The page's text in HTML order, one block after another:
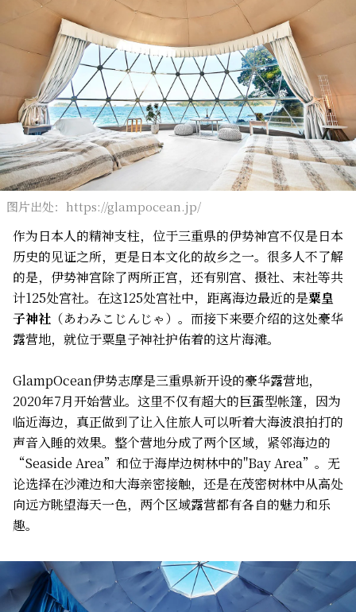
图片出处：https://glampocean.jp/
作为日本人的精神支柱，位于三重県的伊势神宫不仅是日本
历史的见证之所，更是日本文化的故乡之一。很多人不了解
的是，伊势神宫除了两所正宫，还有别宫、摄社、末社等共
计125处宫社。在这125处宫社中，距离海边最近的是粟皇
子神社 （あわみこじんじゃ）。而接下来要介绍的这处豪华
露营地，就位于粟皇子神社护佑着的这片海滩。
GlampOcean伊势志摩是三重県新开设的豪华露营地，
2020年7月开始营业。这里不仅有超大的巨蛋型帐篷，因为
临近海边，真正做到了让入住旅人可以听着大海波浪拍打的
声音入睡的效果。整个营地分成了两个区域，紧邻海边的
“Seaside Area”和位于海岸边树林中的"Bay Area”。无
论选择在沙滩边和大海亲密接触，还是在茂密树林中从高处
向远方眺望海天一色，两个区域露营都有各自的魅力和乐
趣。